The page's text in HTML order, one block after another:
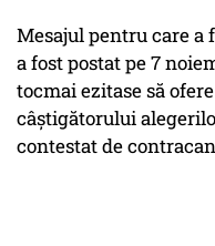
Mesajul pentru care a
a fost postat pe 7
tocmai ezitase să
câștigătorului
contestat de